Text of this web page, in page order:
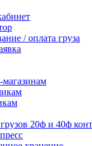
/ оплата груза
20ф и 40ф